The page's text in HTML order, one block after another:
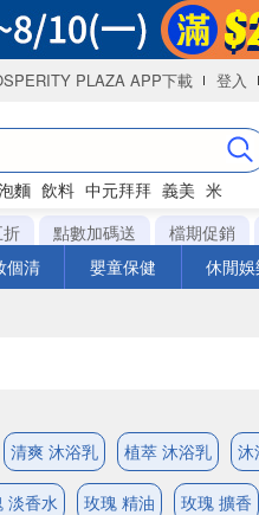
PLAZA APP下載 登入
麵 飲料 中元拜拜 義美 米
點數加碼送 檔期促銷
個清 嬰童保健 休閒娛
清爽 沐浴乳 植萃 沐浴乳 沐
淡香水 玫瑰 精油 玫瑰 擴香